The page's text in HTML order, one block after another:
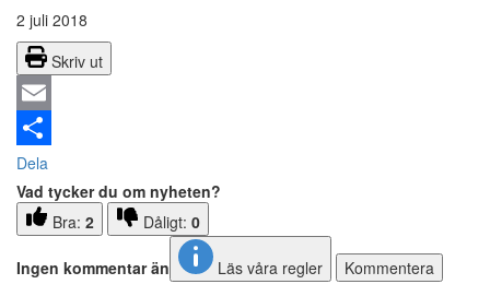
2 juli 2018
Skriv ut
Email
Dela
Vad tycker du om nyheten?
Bra: 2 Dåligt: 0
Ingen kommentar än Läs våra regler Kommentera